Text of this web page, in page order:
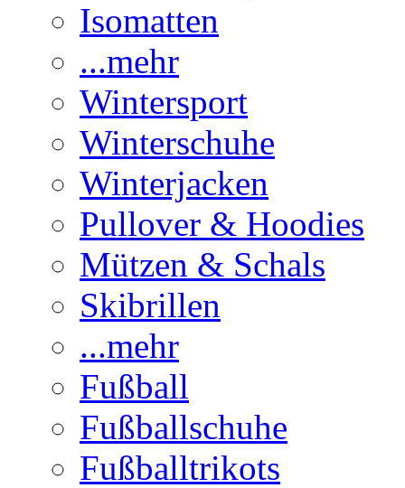
Isomatten
...mehr
Wintersport
Winterschuhe
Winterjacken
Pullover & Hoodies
Mützen & Schals
Skibrillen
...mehr
Fußball
Fußballschuhe
Fußballtrikots